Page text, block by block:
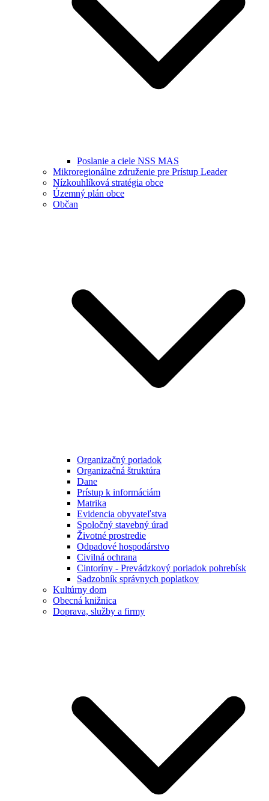
Poslanie a ciele NSS MAS
Mikroregionálne združenie pre Prístup Leader
Nízkouhlíková stratégia obce
Územný plán obce
Občan
Organizačný poriadok
Organizačná štruktúra
Dane
Prístup k informáciám
Matrika
Evidencia obyvateľstva
Spoločný stavebný úrad
Životné prostredie
Odpadové hospodárstvo
Civilná ochrana
Cintoríny - Prevádzkový poriadok pohrebísk
Sadzobník správnych poplatkov
Kultúrny dom
Obecná knižnica
Doprava, služby a firmy